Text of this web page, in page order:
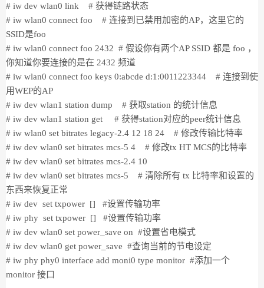
# iw dev wlan0 link # 获得链路状态
# iw wlan0 connect foo # 连接到已禁用加密的AP，这里它的
SSID是foo
# iw wlan0 connect foo 2432 # 假设你有两个AP SSID 都是 foo ，
你知道你要连接的是在 2432 频道
# iw wlan0 connect foo keys 0:abcde d:1:0011223344 # 连接到使
用WEP的AP
# iw dev wlan1 station dump # 获取station 的统计信息
# iw dev wlan1 station get # 获得station对应的peer统计信息
# iw wlan0 set bitrates legacy-2.4 12 18 24 # 修改传输比特率
# iw dev wlan0 set bitrates mcs-5 4 # 修改tx HT MCS的比特率
# iw dev wlan0 set bitrates mcs-2.4 10
# iw dev wlan0 set bitrates mcs-5 # 清除所有 tx 比特率和设置的
东西来恢复正常
# iw dev set txpower [] #设置传输功率
# iw phy set txpower [] #设置传输功率
# iw dev wlan0 set power_save on #设置省电模式
# iw dev wlan0 get power_save #查询当前的节电设定
# iw phy phy0 interface add moni0 type monitor #添加一个
monitor 接口